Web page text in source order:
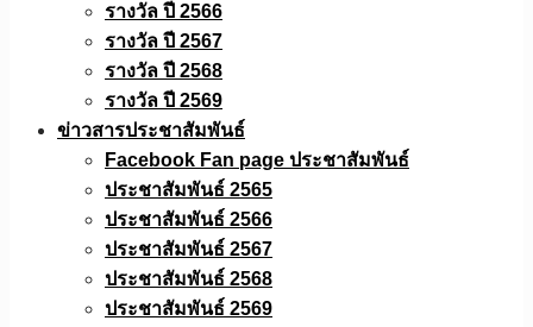
รางวัล ปี 2566
รางวัล ปี 2567
รางวัล ปี 2568
รางวัล ปี 2569
ข่าวสารประชาสัมพันธ์
Facebook Fan page ประชาสัมพันธ์
ประชาสัมพันธ์ 2565
ประชาสัมพันธ์ 2566
ประชาสัมพันธ์ 2567
ประชาสัมพันธ์ 2568
ประชาสัมพันธ์ 2569